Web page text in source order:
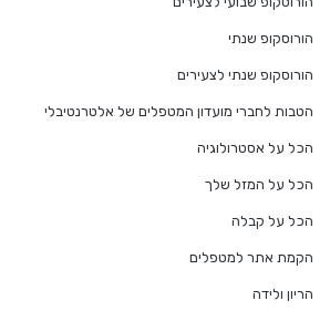
הורוסקופ שנתי
הורוסקופ שנתי לצעירים
הטבות לחברי מועדון המטפלים של אלטרנטיבלי
הכל על אסטרולוגיה
הכל על המזל שלך
הכל על קבלה
הקמת אתר למטפלים
הריון ולידה